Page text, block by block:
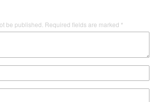
be published. Required fields are marked *